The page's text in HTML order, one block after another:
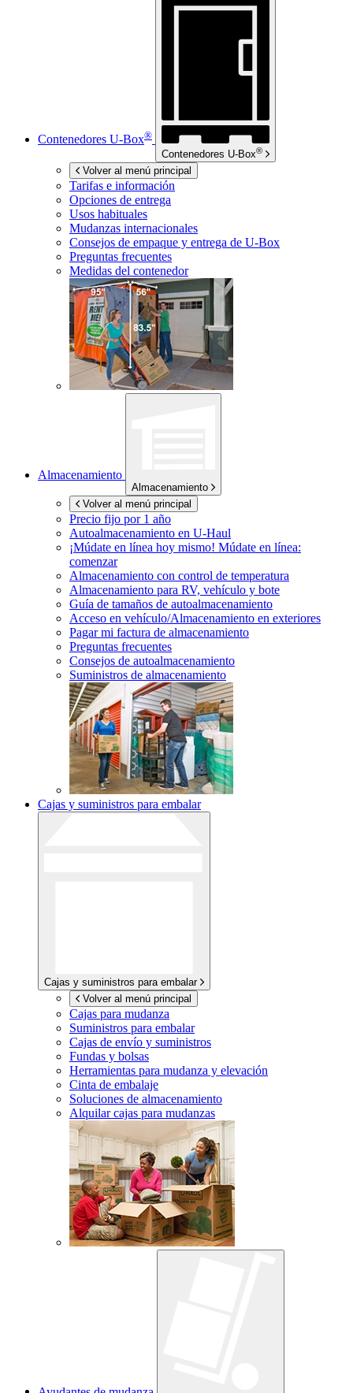
Contenedores U-Box®
Contenedores U-Box®
Volver al menú principal
Tarifas e información
Opciones de entrega
Usos habituales
Mudanzas internacionales
Consejos de empaque y entrega de U-Box
Preguntas frecuentes
Medidas del contenedor
Almacenamiento
Almacenamiento
Volver al menú principal
Precio fijo por 1 año
Autoalmacenamiento en U-Haul
¡Múdate en línea hoy mismo! Múdate en línea:
comenzar
Almacenamiento con control de temperatura
Almacenamiento para RV, vehículo y bote
Guía de tamaños de autoalmacenamiento
Acceso en vehículo/Almacenamiento en exteriores
Pagar mi factura de almacenamiento
Preguntas frecuentes
Consejos de autoalmacenamiento
Suministros de almacenamiento
Cajas y suministros para embalar
Cajas y suministros para embalar
Volver al menú principal
Cajas para mudanza
Suministros para embalar
Cajas de envío y suministros
Fundas y bolsas
Herramientas para mudanza y elevación
Cinta de embalaje
Soluciones de almacenamiento
Alquilar cajas para mudanzas